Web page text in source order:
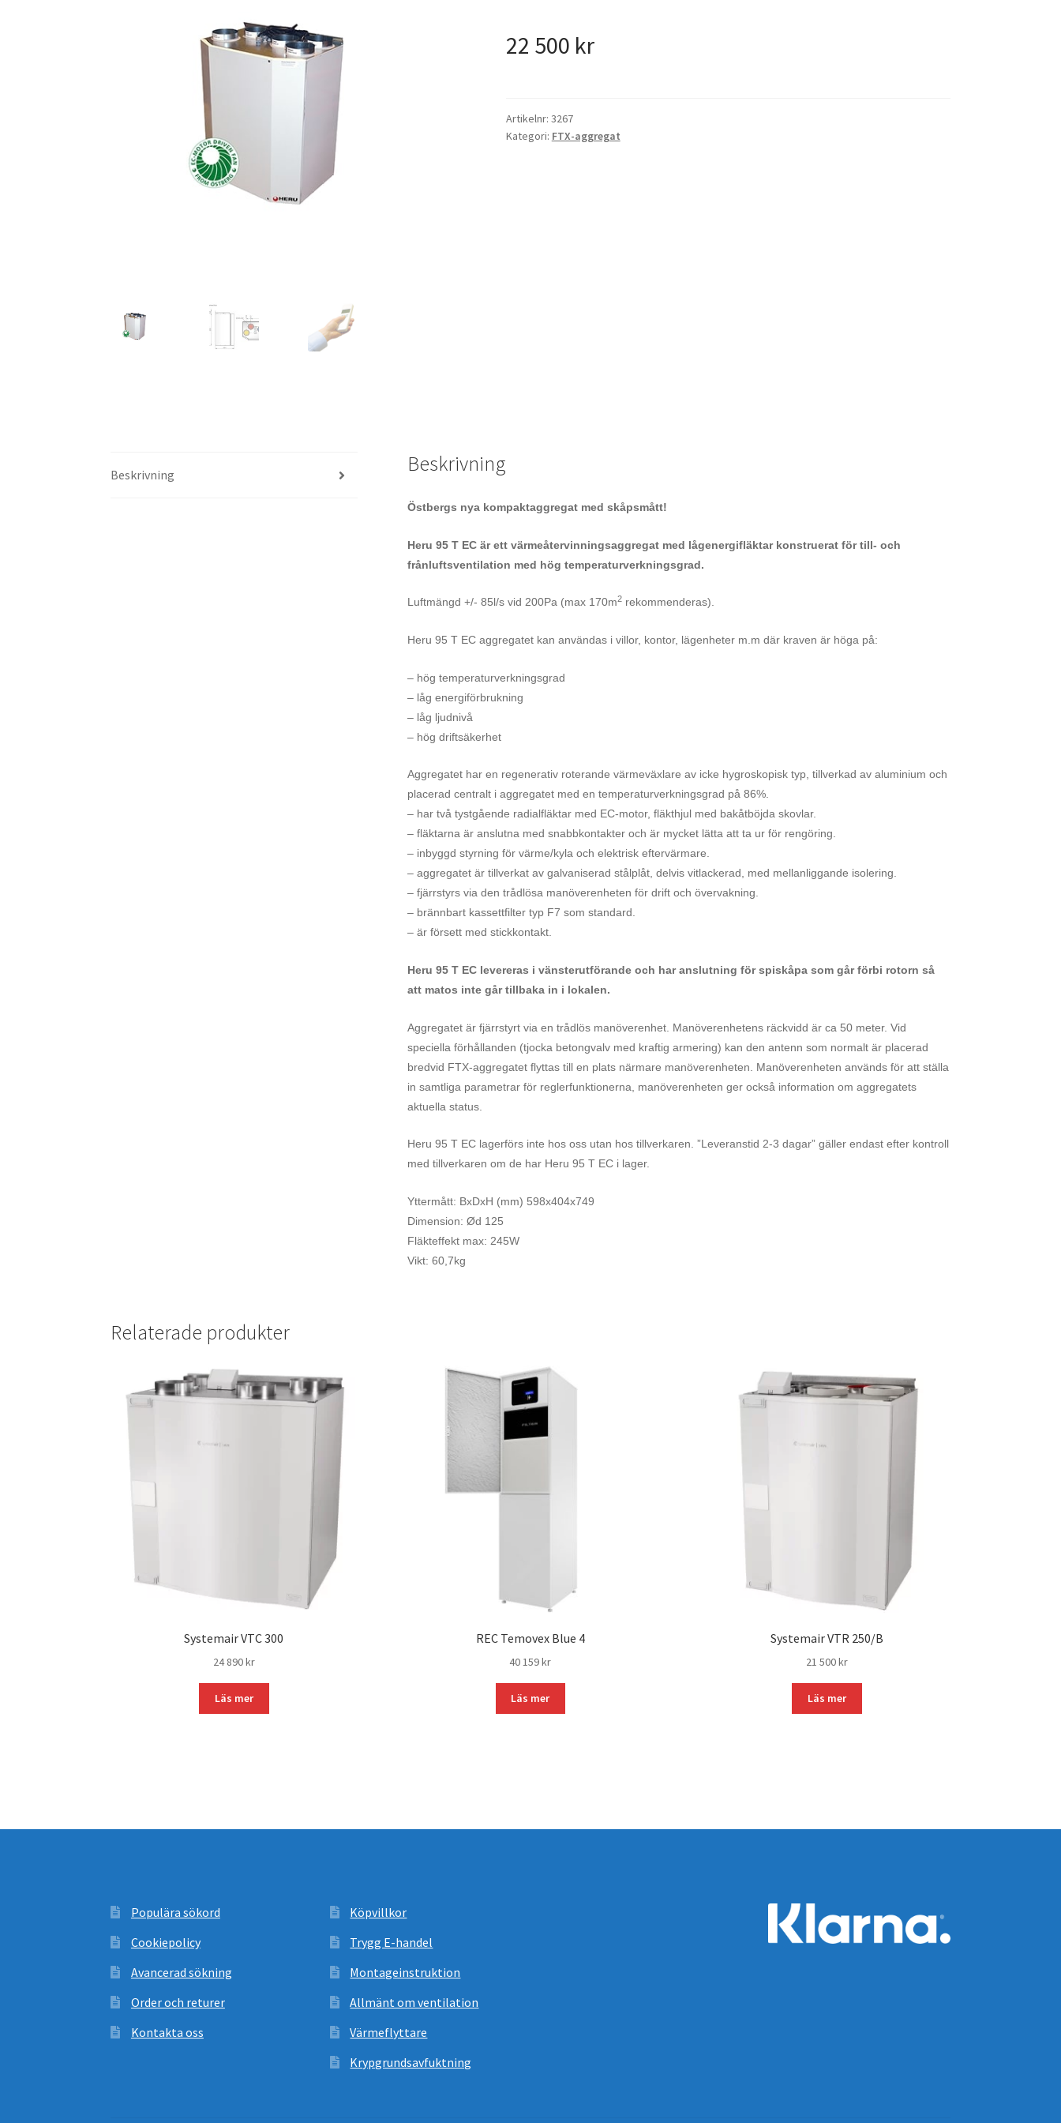
22 500 kr
Artikelnr: 3267
Kategori: FTX-aggregat
Beskrivning Beskrivning
Östbergs nya kompaktaggregat med skåpsmått!
Heru 95 T EC är ett värmeåtervinningsaggregat med lågenergifläktar konstruerat för till- och
frånluftsventilation med hög temperaturverkningsgrad.
Luftmängd +/- 85l/s vid 200Pa (max 170m2rekommenderas).
Heru 95 T EC aggregatet kan användas i villor, kontor, lägenheter m.m där kraven är höga på:
– hög temperaturverkningsgrad
– låg energiförbrukning
– låg ljudnivå
– hög driftsäkerhet
Aggregatet har en regenerativ roterande värmeväxlare av icke hygroskopisk typ, tillverkad av aluminium och
placerad centralt i aggregatet med en temperaturverkningsgrad på 86%.
– har två tystgående radialfläktar med EC-motor, fläkthjul med bakåtböjda skovlar.
– fläktarna är anslutna med snabbkontakter och är mycket lätta att ta ur för rengöring.
– inbyggd styrning för värme/kyla och elektrisk eftervärmare.
– aggregatet är tillverkat av galvaniserad stålplåt, delvis vitlackerad, med mellanliggande isolering.
– fjärrstyrs via den trådlösa manöverenheten för drift och övervakning.
– brännbart kassettfilter typ F7 som standard.
– är försett med stickkontakt.
Heru 95 T EC levereras i vänsterutförande och har anslutning för spiskåpa som går förbi rotorn så
att matos inte går tillbaka in i lokalen.
Aggregatet är fjärrstyrt via en trådlös manöverenhet. Manöverenhetens räckvidd är ca 50 meter. Vid
speciella förhållanden (tjocka betongvalv med kraftig armering) kan den antenn som normalt är placerad
bredvid FTX-aggregatet flyttas till en plats närmare manöverenheten. Manöverenheten används för att ställa
in samtliga parametrar för reglerfunktionerna, manöverenheten ger också information om aggregatets
aktuella status.
Heru 95 T EC lagerförs inte hos oss utan hos tillverkaren. ”Leveranstid 2-3 dagar” gäller endast efter kontroll
med tillverkaren om de har Heru 95 T EC i lager.
Yttermått: BxDxH (mm) 598x404x749
Dimension: Ød 125
Fläkteffekt max: 245W
Vikt: 60,7kg
Relaterade produkter
Systemair VTC 300
24 890kr
Läs mer
REC Temovex Blue 4
40 159kr
Läs mer
Systemair VTR 250/B
21 500kr
Läs mer
Populära sökord
Cookiepolicy
Avancerad sökning
Order och returer
Kontakta oss
Köpvillkor
Trygg E-handel
Montageinstruktion
Allmänt om ventilation
Värmeflyttare
Krypgrundsavfuktning